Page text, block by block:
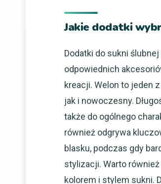
Jakie dodatki
Dodatki do sukni
odpowiednich
kreacji. Welon to jeden
jak i nowoczesny.
także do ogólnego
również odgrywa
blasku, podczas gdy
stylizacji. Warto
kolorem i stylem sukni.